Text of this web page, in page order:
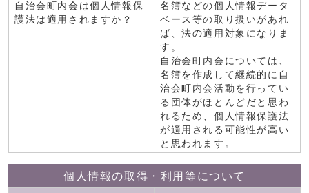
自治会町内会は個人情報保
護法は適用されますか？
名簿などの個人情報データ
ベース等の取り扱いがあれ
ば、法の適用対象になりま
す。
自治会町内会については、
名簿を作成して継続的に自
治会町内会活動を行ってい
る団体がほとんどだと思わ
れるため、個人情報保護法
が適用される可能性が高い
と思われます。
個人情報の取得・利用等について